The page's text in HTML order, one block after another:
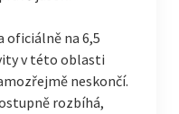
oficiálně na 6,5
v této oblasti
neskončí.
rozbíhá,